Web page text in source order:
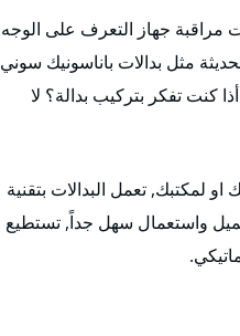
مراقبة جهاز التعرف على الوجه
مثل بدالات باناسونيك سوني
كنت تفكر بتركيب بدالة؟ لا
لمكتبك, تعمل البدالات بتقنية
جميل واستعمال سهل جداً, تستطيع